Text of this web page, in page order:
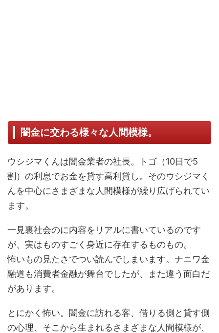
闇金に交わる様々な人間模様。
ウシジマくんは闇金業者の社長。トゴ（10日で5
割）の利息でお金を貸す高利貸し。そのウシジマく
んを中心にさまざまな人間模様が繰り広げられてい
ます。
一見裏社会のに内容をリアルに書いているのです
が、実はものすごく身近に存在するものもの。
怖いもの見たさでつい読んでしまいます。ナニワ金
融道も消費者金融が舞台でしたが、また違う面白だ
があります。
とにかく怖い。闇金に訪れる客、借りる側と貸す側
の心理、そこから生まれるさまざまな人間模様が、